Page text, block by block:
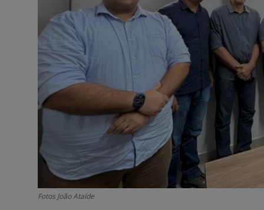
Fotos João Ataíde